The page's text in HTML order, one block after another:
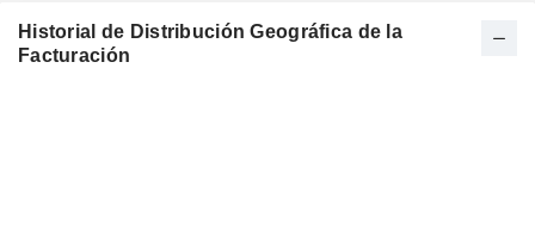
Historial de Distribución Geográfica de la
Facturación